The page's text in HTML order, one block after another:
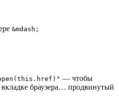
&mdash;
— чтобы
браузера… продвинутый